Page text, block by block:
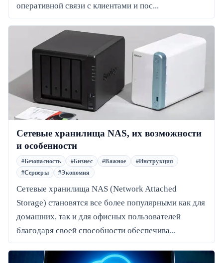
оперативной связи с клиентами и пос...
Сетевые хранилища NAS, их возможности
и особенности
#Безопасность #Бизнес #Важное
#Инструкция
#Серверы
#Экономия
Сетевые хранилища NAS (Network Attached
Storage) становятся все более популярными как для
домашних, так и для офисных пользователей
благодаря своей способности обеспечива...